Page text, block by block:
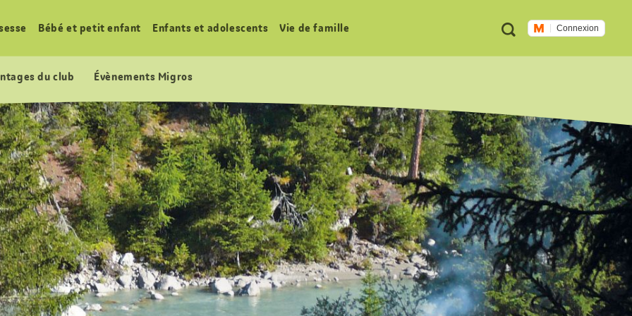
Métanavigation
RechercheConnexion
Bébé et petit enfant Enfants et adolescents Vie de famille
du club Évènements Migros